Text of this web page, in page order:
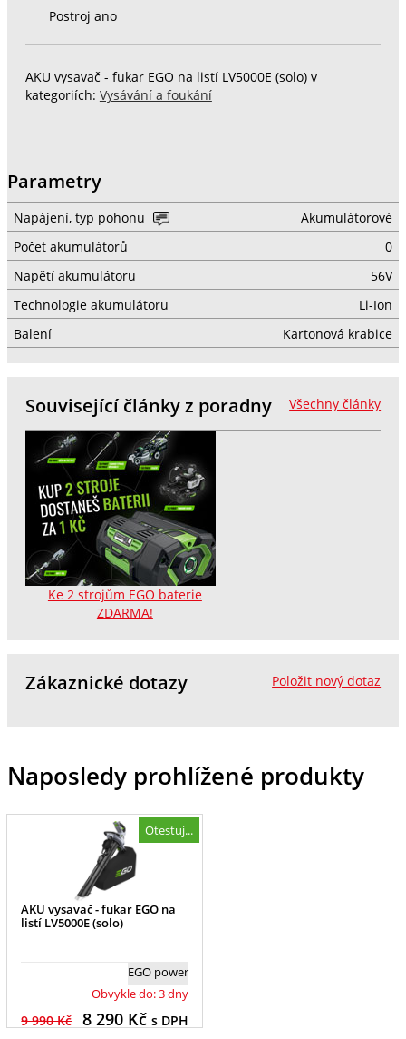
Postroj ano
AKU vysavač - fukar EGO na listí LV5000E (solo) v
kategoriích: Vysávání a foukání
Parametry
Napájení, typ pohonu
Akumulátorové
Počet akumulátorů
0
Napětí akumulátoru
56V
Technologie akumulátoru
Li-Ion
Balení
Kartonová krabice
Všechny články
Související články z poradny
Ke 2 strojům EGO baterie
ZDARMA!
Položit nový dotaz
Zákaznické dotazy
Naposledy prohlížené produkty
Otestuj...
AKU vysavač - fukar EGO na
listí LV5000E (solo)
EGO power
Obvykle do: 3 dny
9 990 Kč 8 290Kč s DPH